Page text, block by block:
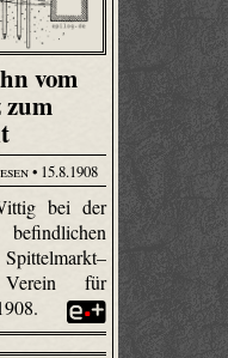
vom
zum
• 15.8.1908
bei der
für